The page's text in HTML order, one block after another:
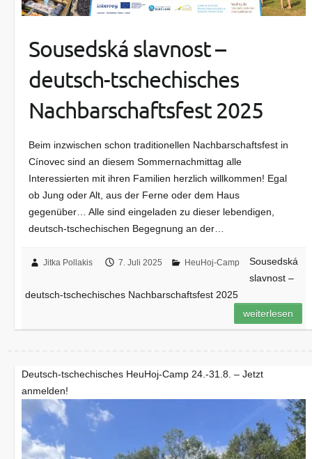
Sousedská slavnost –
deutsch-tschechisches
Nachbarschaftsfest 2025
Beim inzwischen schon traditionellen Nachbarschaftsfest in
Cínovec sind an diesem Sommernachmittag alle
Interessierten mit ihren Familien herzlich willkommen! Egal
ob Jung oder Alt, aus der Ferne oder dem Haus
gegenüber… Alle sind eingeladen zu dieser lebendigen,
deutsch-tschechischen Begegnung an der…
Jitka Pollakis 7. Juli 2025 HeuHoj-Camp
Sousedská
slavnost –
deutsch-tschechisches Nachbarschaftsfest 2025
weiterlesen
Deutsch-tschechisches HeuHoj-Camp 24.-31.8. – Jetzt
anmelden!